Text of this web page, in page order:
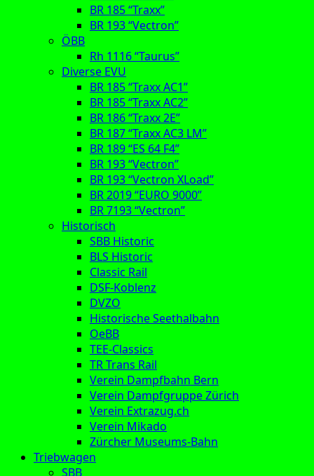
BR 185 “Traxx”
BR 193 “Vectron”
ÖBB
Rh 1116 “Taurus”
Diverse EVU
BR 185 “Traxx AC1”
BR 185 “Traxx AC2”
BR 186 “Traxx 2E”
BR 187 “Traxx AC3 LM”
BR 189 “ES 64 F4”
BR 193 “Vectron”
BR 193 “Vectron XLoad”
BR 2019 “EURO 9000”
BR 7193 “Vectron”
Historisch
SBB Historic
BLS Historic
Classic Rail
DSF-Koblenz
DVZO
Historische Seethalbahn
OeBB
TEE-Classics
TR Trans Rail
Verein Dampfbahn Bern
Verein Dampfgruppe Zürich
Verein Extrazug.ch
Verein Mikado
Zürcher Museums-Bahn
Triebwagen
SBB